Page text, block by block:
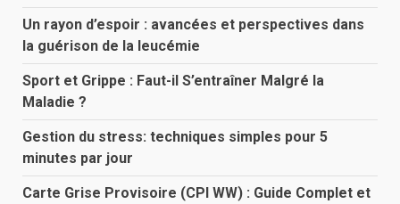
Un rayon d’espoir : avancées et perspectives dans
la guérison de la leucémie
Sport et Grippe : Faut-il S’entraîner Malgré la
Maladie ?
Gestion du stress: techniques simples pour 5
minutes par jour
Carte Grise Provisoire (CPI WW) : Guide Complet et